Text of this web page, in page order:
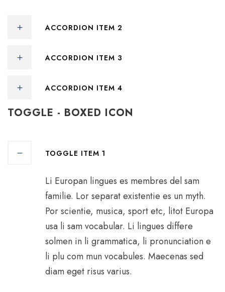
ACCORDION ITEM 2
ACCORDION ITEM 3
ACCORDION ITEM 4
TOGGLE - BOXED ICON
TOGGLE ITEM 1
Li Europan lingues es membres del sam
familie. Lor separat existentie es un myth.
Por scientie, musica, sport etc, litot Europa
usa li sam vocabular. Li lingues differe
solmen in li grammatica, li pronunciation e
li plu com mun vocabules. Maecenas sed
diam eget risus varius.